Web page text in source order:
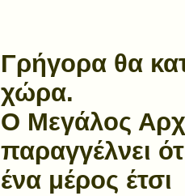
Γρήγορα θα
χώρα.
Ο Μεγάλος
παραγγέλνει
ένα μέρος έτσι